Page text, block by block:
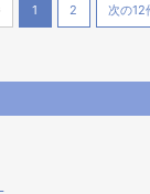
1 2 次の12